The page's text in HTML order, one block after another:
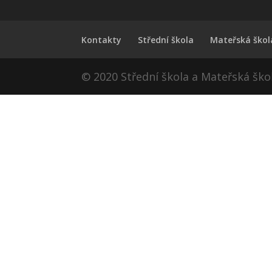
Kontakty Střední škola Mateřská
© 2020 Střední škola a Mateřská